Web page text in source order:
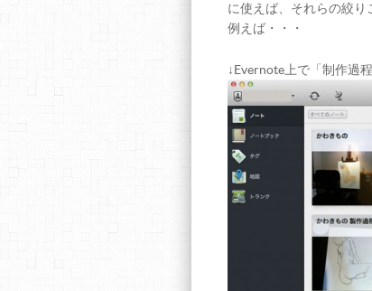
に使えば、それらの絞り
例えば・・・
↓Evernote上で「制作過